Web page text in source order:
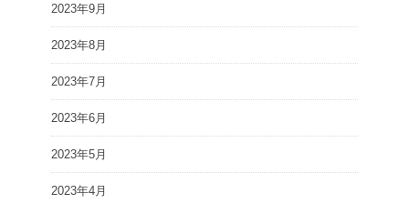
2023年9月
2023年8月
2023年7月
2023年6月
2023年5月
2023年4月